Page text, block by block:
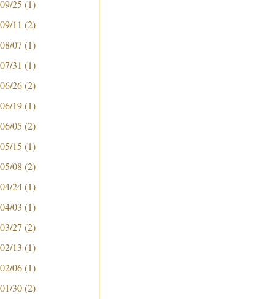
25 (1)
11 (2)
07 (1)
31 (1)
26 (2)
19 (1)
05 (2)
15 (1)
08 (2)
24 (1)
03 (1)
27 (2)
13 (1)
06 (1)
30 (2)